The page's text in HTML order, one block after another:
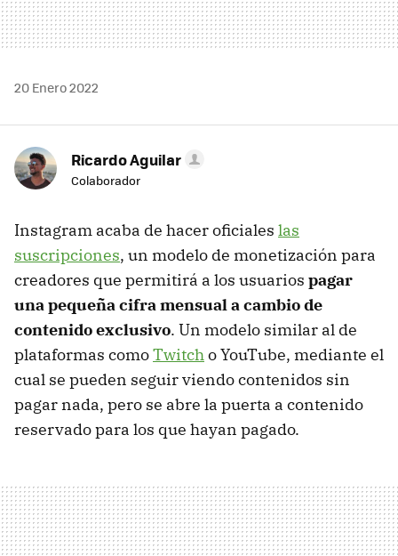
20 Enero 2022
Ricardo Aguilar
Colaborador
Instagram acaba de hacer oficiales las
suscripciones, un modelo de monetización para
creadores que permitirá a los usuarios pagar
una pequeña cifra mensual a cambio de
contenido exclusivo. Un modelo similar al de
plataformas comoTwitcho YouTube, mediante el
cual se pueden seguir viendo contenidos sin
pagar nada, pero se abre la puerta a contenido
reservado para los que hayan pagado.